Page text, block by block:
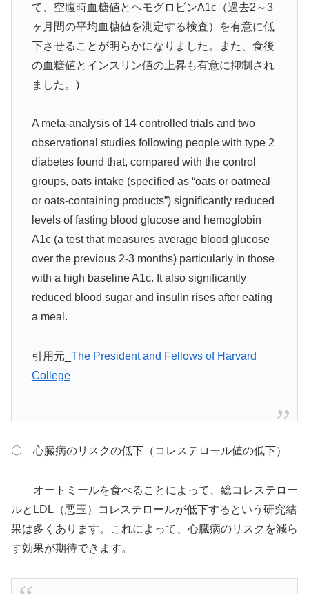
て、空腹時血糖値とヘモグロビンA1c（過去2～3
ヶ月間の平均血糖値を測定する検査）を有意に低
下させることが明らかになりました。また、食後
の血糖値とインスリン値の上昇も有意に抑制され
ました。)
A meta-analysis of 14 controlled trials and two
observational studies following people with type 2
diabetes found that, compared with the control
groups, oats intake (specified as “oats or oatmeal
or oats-containing products”) significantly reduced
levels of fasting blood glucose and hemoglobin
A1c (a test that measures average blood glucose
over the previous 2-3 months) particularly in those
with a high baseline A1c. It also significantly
reduced blood sugar and insulin rises after eating
a meal.
引用元_ The President and Fellows of Harvard
College
〇 心臓病のリスクの低下（コレステロール値の低下）
オートミールを食べることによって、総コレステロー
ルとLDL（悪玉）コレステロールが低下するという研究結
果は多くあります。これによって、心臓病のリスクを減ら
す効果が期待できます。